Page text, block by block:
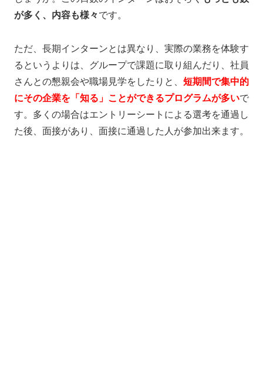
が多く、内容も様々です。
ただ、長期インターンとは異なり、実際の業務を体験す
るというよりは、グループで課題に取り組んだり、社員
さんとの懇親会や職場見学をしたりと、 短期間で集中的
にその企業を「知る」ことができるプログラムが多いで
す。 多くの場合はエントリーシートによる選考を通過し
た後、面接があり、面接に通過した人が参加出来ます。